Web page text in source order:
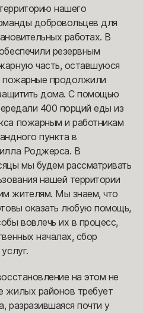
нашего
добровольцев для
работах. В
резервным
часть, оставшуюся
пожарные продолжили
дома. С помощью
400 порций еды из
пожарным и работникам
пункта в
Роджерса. В
мы будем рассматривать
нашей территории
жителям. Мы знаем, что
оказать любую помощь,
вовлечь их в процесс,
началах, сбор
на этом не
жилых районов требует
разразившаяся почти у